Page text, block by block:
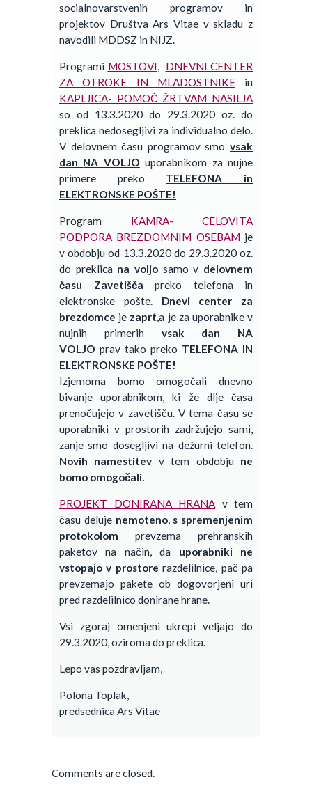
socialnovarstvenih programov in
projektov Društva Ars Vitae v skladu z
navodili MDDSZ in NIJZ.
Programi MOSTOVI
DNEVNI CENTER
ZA OTROKE IN MLADOSTNIKEin
KAPLJICA- POMOČ ŽRTVAM NASILJA
so od 13.3.2020 do 29.3.2020 oz. do
preklica nedosegljivi za individualno delo.
V delovnem času programov smo vsak
dan NA VOLJO uporabnikom za nujne
primere preko TELEFONA in
ELEKTRONSKE POŠTE!
Program KAMRA- CELOVITA
PODPORA BREZDOMNIM OSEBAMje
v obdobju od 13.3.2020 do 29.3.2020 oz.
do preklica na voljo samo v delovnem
času Zavetišča preko telefona in
elektronske pošte. Dnevi center za
brezdomce je zaprt,a je za uporabnike v
nujnih primerih vsak dan NA
VOLJO prav tako preko TELEFONA IN
ELEKTRONSKE POŠTE!
Izjemoma bomo omogočali dnevno
bivanje uporabnikom, ki že dlje časa
prenočujejo v zavetišču. V tema času se
uporabniki v prostorih zadržujejo sami,
zanje smo dosegljivi na dežurni telefon.
Novih namestitev v tem obdobju ne
bomo omogočali.
PROJEKT DONIRANA HRANA v tem
času deluje nemoteno, s spremenjenim
protokolom prevzema prehranskih
paketov na način, da uporabniki ne
vstopajo v prostorerazdelilnice, pač pa
prevzemajo pakete ob dogovorjeni uri
pred razdelilnico donirane hrane.
Vsi zgoraj omenjeni ukrepi veljajo do
29.3.2020, oziroma do preklica.
Lepo vas pozdravljam,
Polona Toplak,
predsednica Ars Vitae
Comments are closed.